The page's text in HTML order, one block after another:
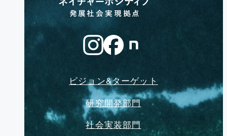
ビジョン&ターゲット
研究開発部門
社会実装部門